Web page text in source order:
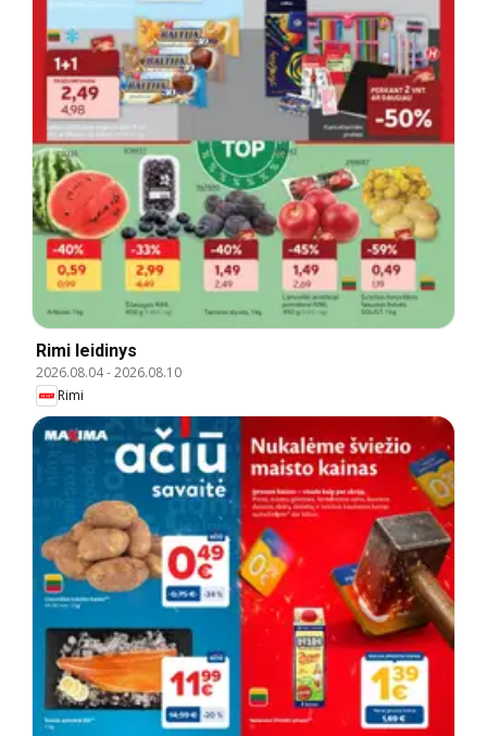
Rimi leidinys
2026.08.04-2026.08.10
Rimi